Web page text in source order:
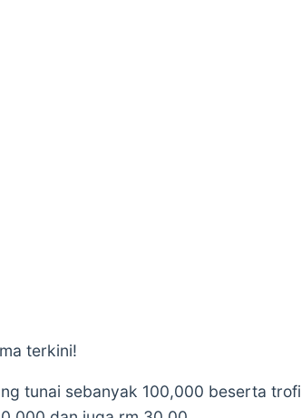
terkini!
tunai sebanyak 100,000 beserta trofi